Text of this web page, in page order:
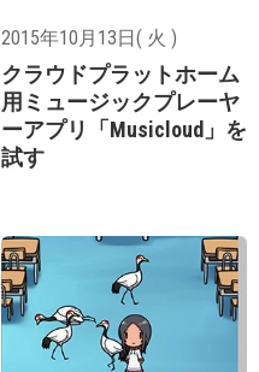
2015年10月13日( 火 )
クラウドプラットホーム
用ミュージックプレーヤ
ーアプリ「Musicloud」を
試す